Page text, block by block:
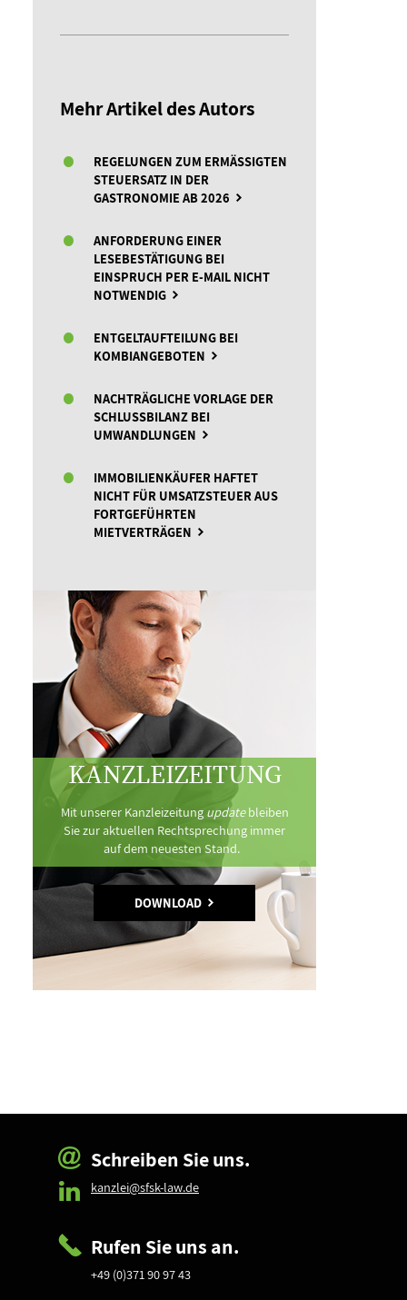
Mehr Artikel des Autors
REGELUNGEN ZUM ERMÄSSIGTEN S
TEUERSATZ IN DER G
ASTRONOMIE AB 2026
ANFORDERUNG EINER
LESEBESTÄTIGUNG BEI
EINSPRUCH PER E-MAIL NICHT
NOTWENDIG
ENTGELTAUFTEILUNG BEI
KOMBIANGEBOTEN
NACHTRÄGLICHE VORLAGE DER
SCHLUSSBILANZ BEI
UMWANDLUNGEN
IMMOBILIENKÄUFER HAFTET
NICHT FÜR UMSATZSTEUER AUS
FORTGEFÜHRTEN
MIETVERTRÄGEN
KANZLEIZEITUNG
Mit unserer Kanzleizeitung updatebleiben
Sie zur aktuellen Rechtsprechung immer
auf dem neuesten Stand.
DOWNLOAD
Schreiben Sie uns.
kanzlei@sfsk-law.de
Rufen Sie uns an.
+49 (0)371 90 97 43